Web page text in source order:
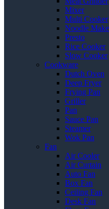
Mixer
Multi Cooker
Noodle
Presto
Rice Cooker
Slow Cooker
Cookware
Dutch Oven
Deep Fryer
Frying Pan
Griller
Pan
Sauce Pan
Steamer
Wok Pan
Fan
Air Cooler
Air Curtain
Auto Fan
Box Fan
Ceiling Fan
Desk Fan